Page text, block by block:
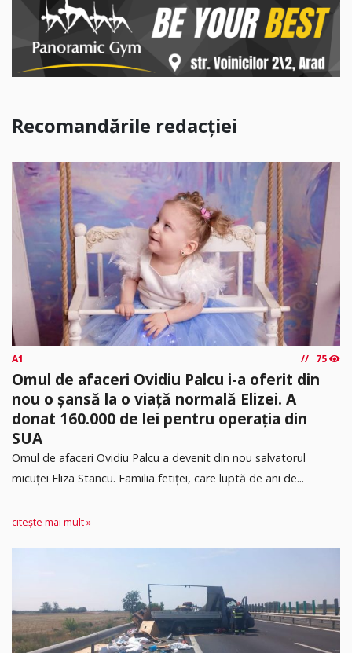
Recomandările redacției
A1 75
Omul de afaceri Ovidiu Palcu i-a oferit din
nou o șansă la o viață normală Elizei. A
donat 160.000 de lei pentru operația din
SUA
Omul de afaceri Ovidiu Palcu a devenit din nou salvatorul
micuței Eliza Stancu. Familia fetiței, care luptă de ani de...
citește mai mult »